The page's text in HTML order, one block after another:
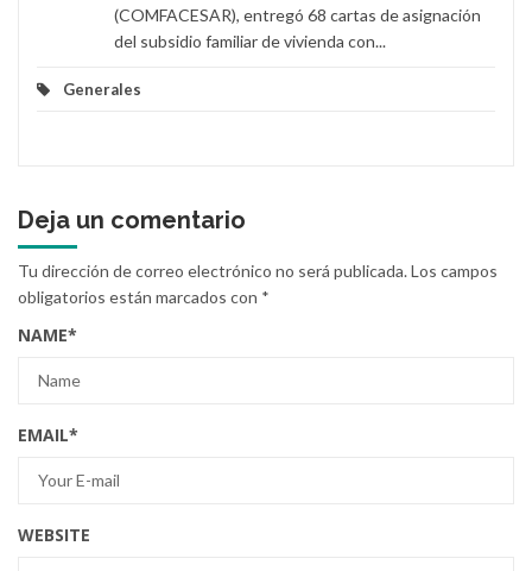
(COMFACESAR), entregó 68 cartas de asignación
del subsidio familiar de vivienda con...
Generales
Deja un comentario
Tu dirección de correo electrónico no será publicada.Los campos
obligatorios están marcados con *
NAME*
EMAIL*
WEBSITE